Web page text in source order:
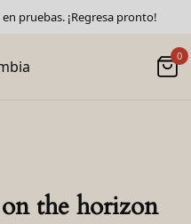
pruebas. ¡Regresa pronto!
0
the horizon